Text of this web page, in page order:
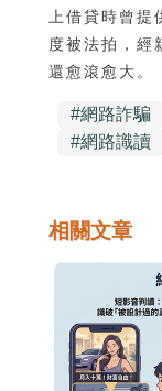
上借貸時曾提
度被法拍，經
還愈滾愈大。
#網路詐騙
#網路識讀
相關文章